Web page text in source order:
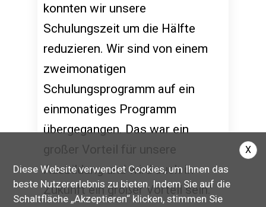
konnten wir unsere
Schulungszeit um die Hälfte
reduzieren. Wir sind von einem
zweimonatigen
Schulungsprogramm auf ein
einmonatiges Programm
übergegangen. Das war ein
großer Vorteil für unsere
Ausbildung und wird auch in
Zukunft ein großer Vorteil sein."
Diese Website verwendet Cookies, um Ihnen das
beste Nutzererlebnis zu bieten. Indem Sie auf die
Schaltfläche „Akzeptieren“ klicken, stimmen Sie
X